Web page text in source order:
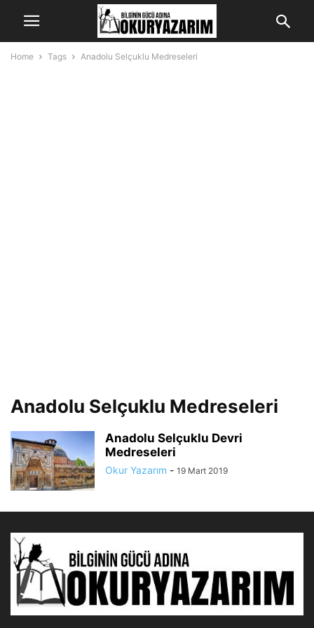
Home Tags Anadolu Selçuklu Medreseleri
Anadolu Selçuklu Medreseleri
Anadolu Selçuklu Devri
Medreseleri
Okur Yazarım - 19 Mart 2019